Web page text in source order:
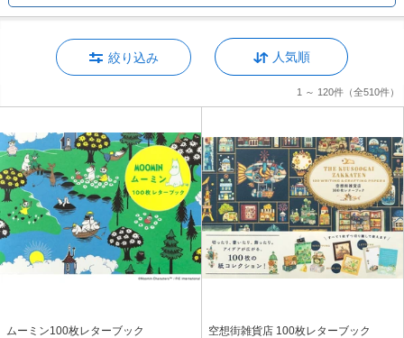
絞り込み 人気順
1 ～ 120件 （全510件）
ムーミン100枚レターブック 空想街雑貨店 100枚レターブック